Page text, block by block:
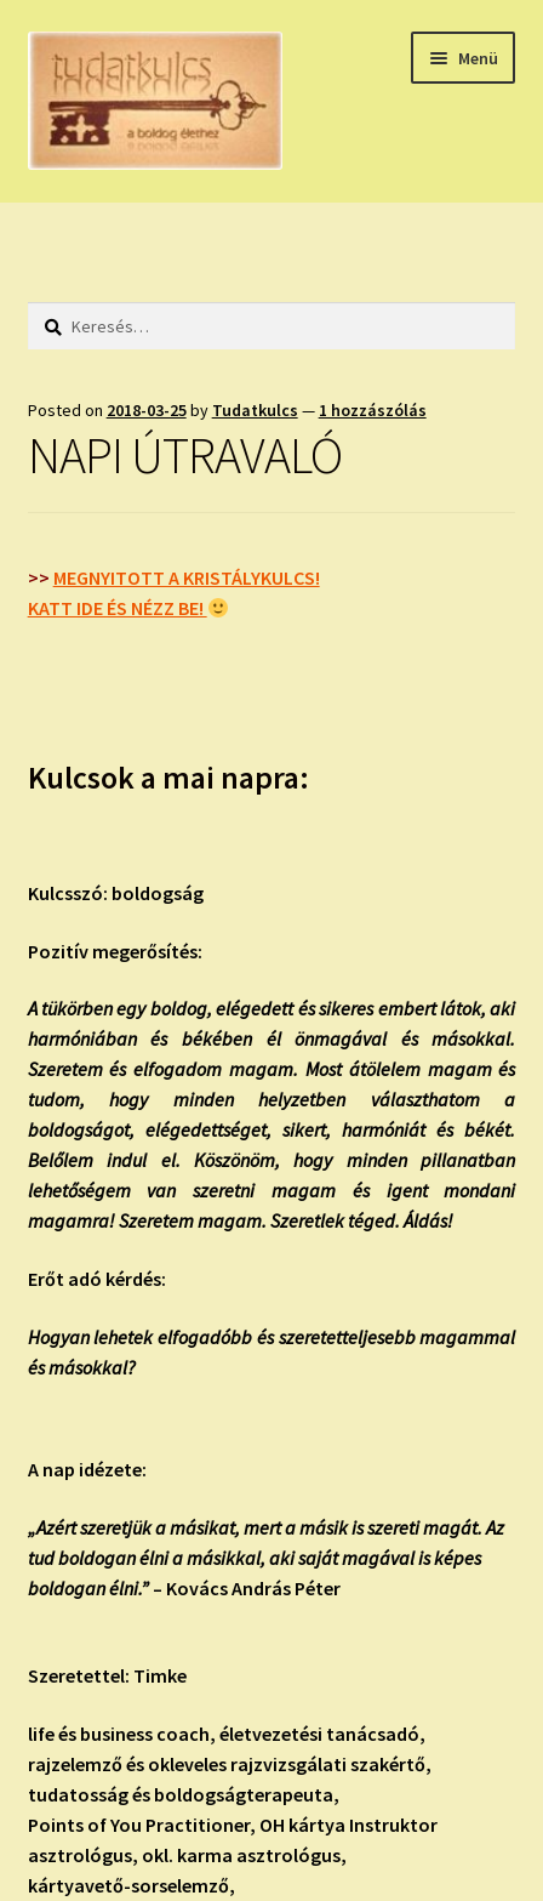
Ugrás
navigációhoz
Kilépés
tartalomba
Menü
HÚZZ EGY KÁRTYÁT!
HOLDNAPTÁR
NAPI ASZTROLÓGIA
ISMERJ MEG!
TAROT ELEMZÉS MEGRENDELÉSE LIMITÁLT!
Keresés:
Posted on 2018-03-25by Tudatkulcs — 1 hozzászólás
NAPI ÚTRAVALÓ
>> MEGNYITOTT A KRISTÁLYKULCS!
KATT IDE ÉS NÉZZ BE!
Kulcsok a mai napra:
Kulcsszó: boldogság
Pozitív megerősítés:
A tükörben egy boldog, elégedett és sikeres embert látok, aki
harmóniában és békében él önmagával és másokkal.
Szeretem és elfogadom magam. Most átölelem magam és
tudom, hogy minden helyzetben választhatom a
boldogságot, elégedettséget, sikert, harmóniát és békét.
Belőlem indul el. Köszönöm, hogy minden pillanatban
lehetőségem van szeretni magam és igent mondani
magamra! Szeretem magam. Szeretlek téged. Áldás!
Erőt adó kérdés:
Hogyan lehetek elfogadóbb és szeretetteljesebb magammal
és másokkal?
A nap idézete:
„Azért szeretjük a másikat, mert a másik is szereti magát. Az
tud boldogan élni a másikkal, aki saját magával is képes
boldogan élni.” – Kovács András Péter
Szeretettel: Timke
life és business coach, életvezetési tanácsadó,
rajzelemző és okleveles rajzvizsgálati szakértő,
tudatosság és boldogságterapeuta,
Points of You Practitioner, OH kártya Instruktor
asztrológus, okl. karma asztrológus,
kártyavető-sorselemző,